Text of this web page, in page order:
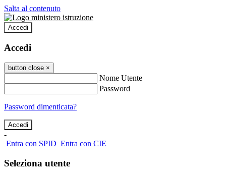
Salta al contenuto
Accedi
Accedi
button close ×
Nome Utente
Password
Password dimenticata?
-
Entra con SPID Entra con CIE
Seleziona utente